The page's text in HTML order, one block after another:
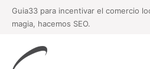
Guia33 para incentivar el comercio
magia, hacemos SEO.